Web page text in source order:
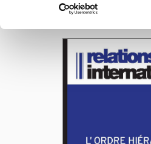
IMAGES